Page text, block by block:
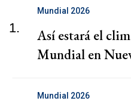
1.
Mundial 2026
Así estará el
Mundial en
Mundial 2026